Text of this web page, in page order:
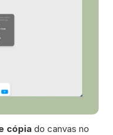
cópia do canvas no